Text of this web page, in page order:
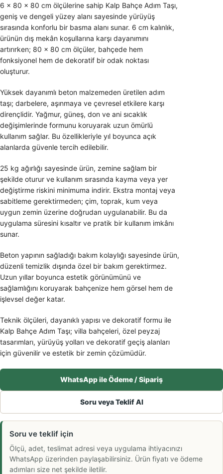
6 × 80 × 80 cm ölçülerine sahip Kalp Bahçe Adım Taşı,
geniş ve dengeli yüzey alanı sayesinde yürüyüş
sırasında konforlu bir basma alanı sunar. 6 cm kalınlık,
ürünün dış mekân koşullarına karşı dayanımını
artırırken; 80 × 80 cm ölçüler, bahçede hem
fonksiyonel hem de dekoratif bir odak noktası
oluşturur.
Yüksek dayanımlı beton malzemeden üretilen adım
taşı; darbelere, aşınmaya ve çevresel etkilere karşı
dirençlidir. Yağmur, güneş, don ve ani sıcaklık
değişimlerinde formunu koruyarak uzun ömürlü
kullanım sağlar. Bu özellikleriyle yıl boyunca açık
alanlarda güvenle tercih edilebilir.
25 kg ağırlığı sayesinde ürün, zemine sağlam bir
şekilde oturur ve kullanım sırasında kayma veya yer
değiştirme riskini minimuma indirir. Ekstra montaj veya
sabitleme gerektirmeden; çim, toprak, kum veya
uygun zemin üzerine doğrudan uygulanabilir. Bu da
uygulama süresini kısaltır ve pratik bir kullanım imkânı
sunar.
Beton yapının sağladığı bakım kolaylığı sayesinde ürün,
düzenli temizlik dışında özel bir bakım gerektirmez.
Uzun yıllar boyunca estetik görünümünü ve
sağlamlığını koruyarak bahçenize hem görsel hem de
işlevsel değer katar.
Teknik ölçüleri, dayanıklı yapısı ve dekoratif formu ile
Kalp Bahçe Adım Taşı; villa bahçeleri, özel peyzaj
tasarımları, yürüyüş yolları ve dekoratif geçiş alanları
için güvenilir ve estetik bir zemin çözümüdür.
WhatsApp ile Ödeme / Sipariş
Soru veya Teklif Al
Soru ve teklif için
Ölçü, adet, teslimat adresi veya uygulama ihtiyacınızı
WhatsApp üzerinden paylaşabilirsiniz. Ürün fiyatı ve ödeme
adımları size net şekilde iletilir.